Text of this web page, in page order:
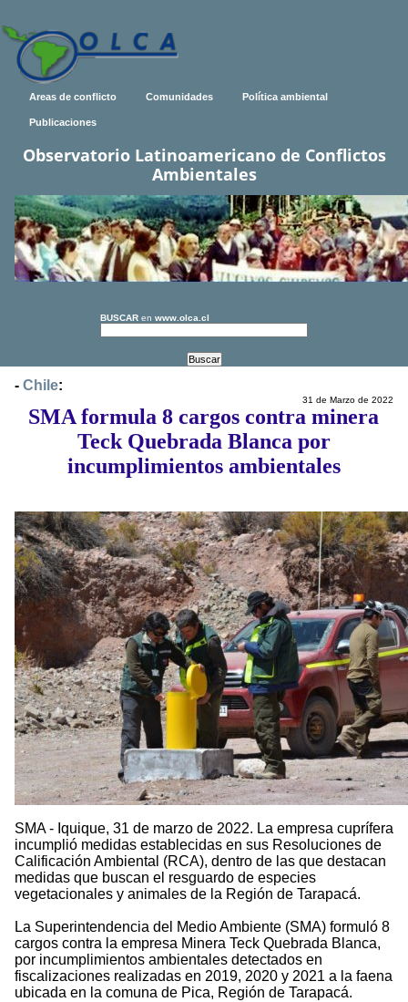
Areas de conflicto Comunidades Política ambiental
Publicaciones
Observatorio Latinoamericano de Conflictos
Ambientales
BUSCAR en www.olca.cl
- Chile:
31 de Marzo de 2022
SMA formula 8 cargos contra minera
Teck Quebrada Blanca por
incumplimientos ambientales
SMA - Iquique, 31 de marzo de 2022. La empresa cuprífera
incumplió medidas establecidas en sus Resoluciones de
Calificación Ambiental (RCA), dentro de las que destacan
medidas que buscan el resguardo de especies
vegetacionales y animales de la Región de Tarapacá.
La Superintendencia del Medio Ambiente (SMA) formuló 8
cargos contra la empresa Minera Teck Quebrada Blanca,
por incumplimientos ambientales detectados en
fiscalizaciones realizadas en 2019, 2020 y 2021 a la faena
ubicada en la comuna de Pica, Región de Tarapacá.